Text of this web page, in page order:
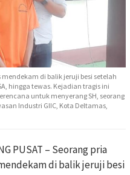
di balik jeruji besi setelah
hingga tewas. Kejadian tragis ini
untuk menyerang SH, seorang
Industri GIIC, Kota Deltamas,
PUSAT – Seorang pria
di balik jeruji besi